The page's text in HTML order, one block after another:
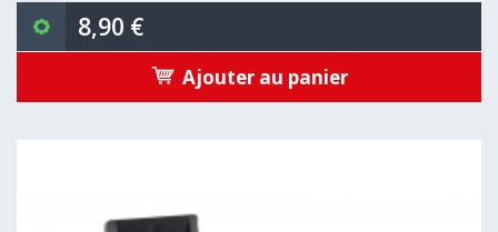
8,90 €
Ajouter au panier